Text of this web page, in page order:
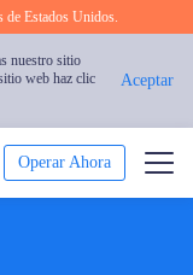
de Estados Unidos.
nuestro sitio
web haz clic
Aceptar
Operar Ahora